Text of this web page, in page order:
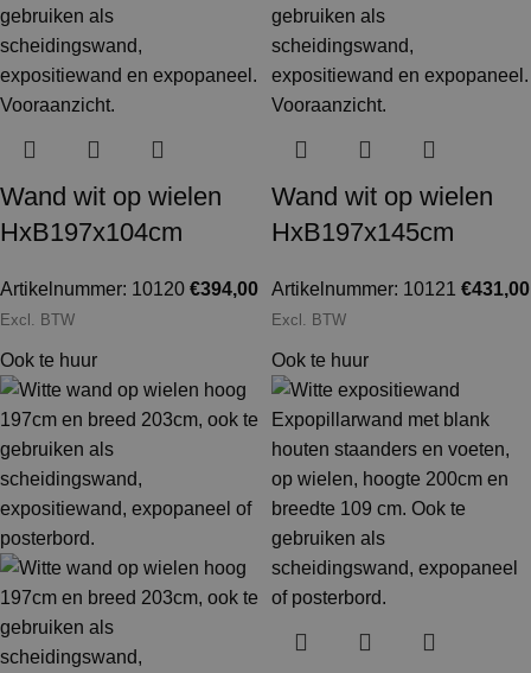
Wand wit op wielen
HxB197x104cm
Artikelnummer: 10120 €394,00
Excl. BTW
Wand wit op wielen
HxB197x145cm
Artikelnummer: 10121 €431,00
Excl. BTW
Ook te huur Ook te huur